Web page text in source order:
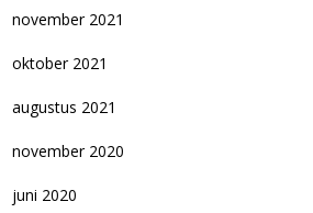
november 2021
oktober 2021
augustus 2021
november 2020
juni 2020